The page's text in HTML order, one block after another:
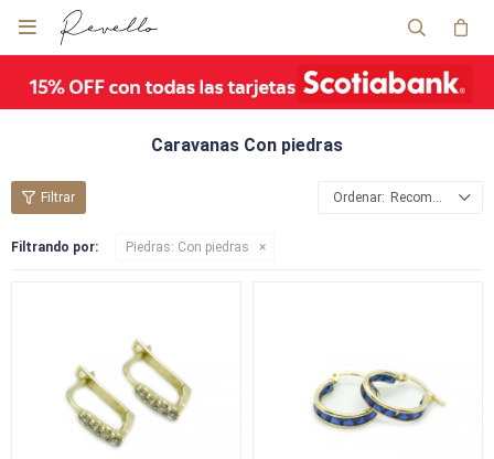

Caravanas Con piedras
Recomendados
Filtrando por: Piedras: Con piedras